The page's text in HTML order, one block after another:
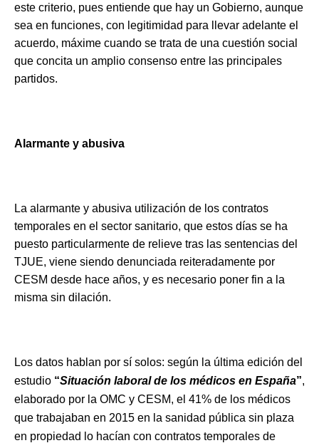
este criterio, pues entiende que hay un Gobierno, aunque
sea en funciones, con legitimidad para llevar adelante el
acuerdo, máxime cuando se trata de una cuestión social
que concita un amplio consenso entre las principales
partidos.
Alarmante y abusiva
La alarmante y abusiva utilización de los contratos
temporales en el sector sanitario, que estos días se ha
puesto particularmente de relieve tras las sentencias del
TJUE, viene siendo denunciada reiteradamente por
CESM desde hace años, y es necesario poner fin a la
misma sin dilación.
Los datos hablan por sí solos: según la última edición del
estudio “Situación laboral de los médicos en España”,
elaborado por la OMC y CESM, el 41% de los médicos
que trabajaban en 2015 en la sanidad pública sin plaza
en propiedad lo hacían con contratos temporales de